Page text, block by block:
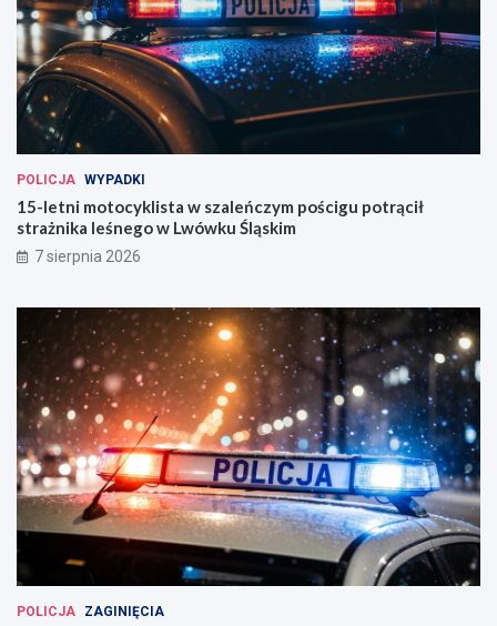
POLICJA WYPADKI
15-letni motocyklista w szaleńczym pościgu potrącił
strażnika leśnego w Lwówku Śląskim
7 sierpnia 2026
POLICJA ZAGINIĘCIA